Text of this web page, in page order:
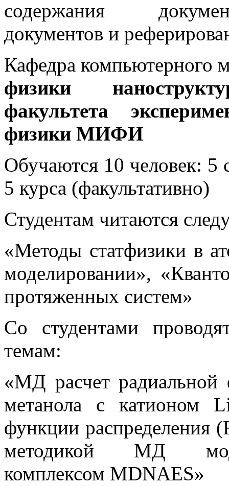
содержания
документов и
Кафедра компьютерного
физики
факультета
физики МИФИ
Обучаются 10 человек: 5
5 курса (факультативно)
Студентам читаются
«Методы статфизики в
моделировании»,
протяженных систем»
Со студентами
темам:
«МД расчет радиальной
метанола с катионом
функции распределения
методикой МД
комплексом MDNAES»